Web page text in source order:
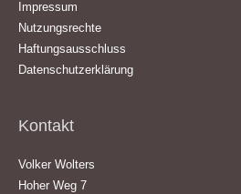
Impressum
Nutzungsrechte
Haftungsausschluss
Datenschutzerklärung
Kontakt
Volker Wolters
Hoher Weg 7